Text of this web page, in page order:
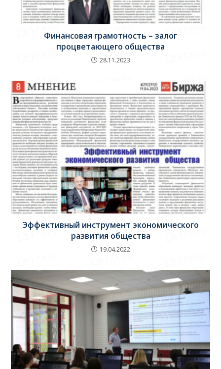
Финансовая грамотность – залог
процветающего общества
28.11.2023
Эффективный инструмент экономического
развития общества
19.04.2022